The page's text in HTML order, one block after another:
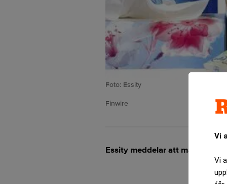
Vi
Vi
Foto: Essity
Finwire
Essity meddelar att man har